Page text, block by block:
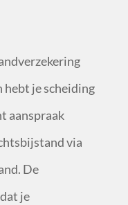
hebt je scheiding
aanspraak
via
De
je